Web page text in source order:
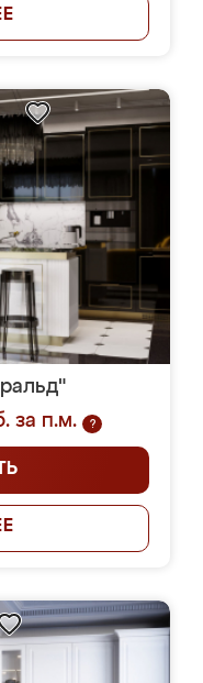
за п.м.
?